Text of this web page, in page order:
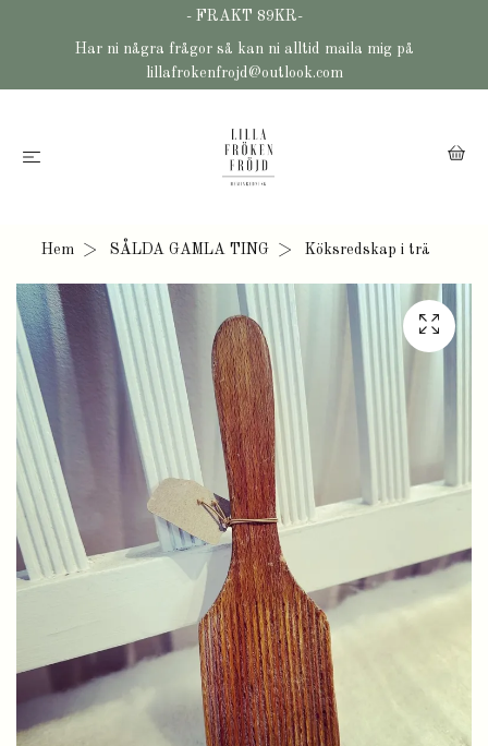
- FRAKT 89KR-
Har ni några frågor så kan ni alltid maila mig på
lillafrokenfrojd@outlook.com
Hem SÅLDA GAMLA TING Köksredskap i trä